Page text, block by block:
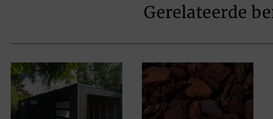
Gerelateerde